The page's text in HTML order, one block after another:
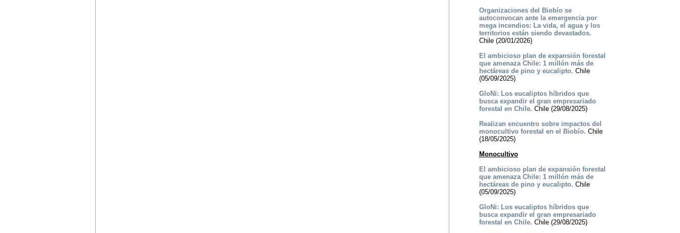
Organizaciones del Biobío se
autoconvocan ante la emergencia por
mega incendios: La vida, el agua y los
territorios están siendo devastados.
Chile (20/01/2026)
El ambicioso plan de expansión forestal
que amenaza Chile: 1 millón más de
hectáreas de pino y eucalipto. Chile
(05/09/2025)
GloNi: Los eucaliptos híbridos que
busca expandir el gran empresariado
forestal en Chile. Chile (29/08/2025)
Realizan encuentro sobre impactos del
monocultivo forestal en el Biobío. Chile
(18/05/2025)
Monocultivo
El ambicioso plan de expansión forestal
que amenaza Chile: 1 millón más de
hectáreas de pino y eucalipto. Chile
(05/09/2025)
GloNi: Los eucaliptos híbridos que
busca expandir el gran empresariado
forestal en Chile. Chile (29/08/2025)